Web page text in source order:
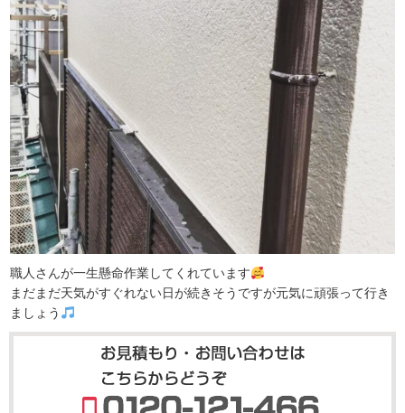
職人さんが一生懸命作業してくれています
まだまだ天気がすぐれない日が続きそうですが元気に頑張って行き
ましょう